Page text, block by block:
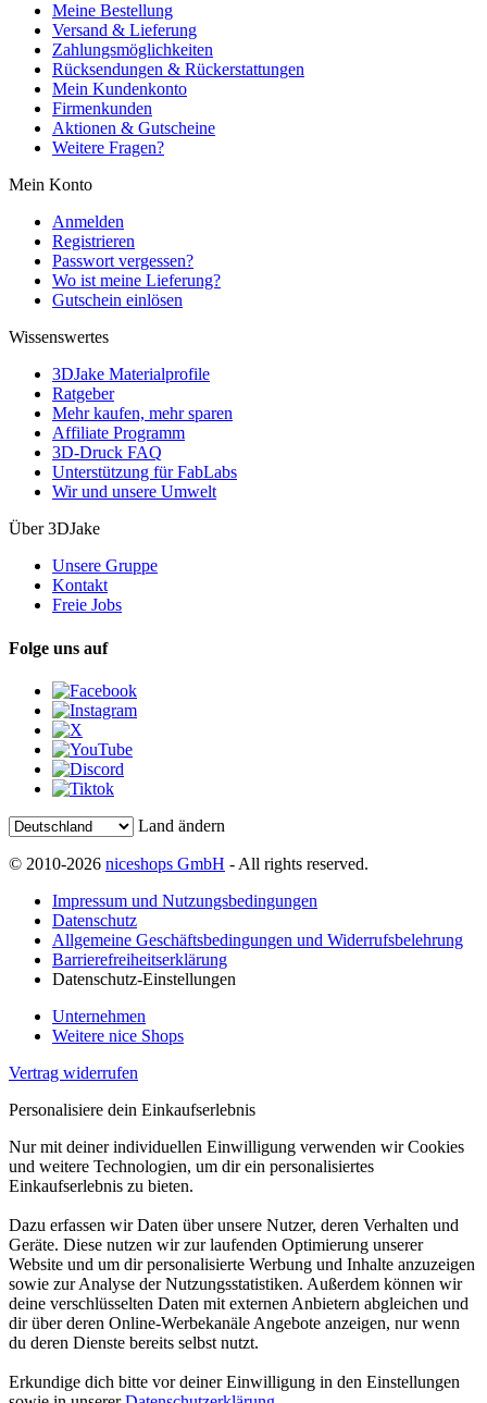
Meine Bestellung
Versand & Lieferung
Zahlungsmöglichkeiten
Rücksendungen & Rückerstattungen
Mein Kundenkonto
Firmenkunden
Aktionen & Gutscheine
Weitere Fragen?
Mein Konto
Anmelden
Registrieren
Passwort vergessen?
Wo ist meine Lieferung?
Gutschein einlösen
Wissenswertes
3DJake Materialprofile
Ratgeber
Mehr kaufen, mehr sparen
Affiliate Programm
3D-Druck FAQ
Unterstützung für FabLabs
Wir und unsere Umwelt
Über 3DJake
Unsere Gruppe
Kontakt
Freie Jobs
Folge uns auf
Land ändern
© 2010-2026 niceshops GmbH - All rights reserved.
Impressum und Nutzungsbedingungen
Datenschutz
Allgemeine Geschäftsbedingungen und Widerrufsbelehrung
Barrierefreiheitserklärung
Datenschutz-Einstellungen
Unternehmen
Weitere nice Shops
Vertrag widerrufen
Personalisiere dein Einkaufserlebnis
Nur mit deiner individuellen Einwilligung verwenden wir Cookies
und weitere Technologien, um dir ein personalisiertes
Einkaufserlebnis zu bieten.
Dazu erfassen wir Daten über unsere Nutzer, deren Verhalten und
Geräte. Diese nutzen wir zur laufenden Optimierung unserer
Website und um dir personalisierte Werbung und Inhalte anzuzeigen
sowie zur Analyse der Nutzungsstatistiken. Außerdem können wir
deine verschlüsselten Daten mit externen Anbietern abgleichen und
dir über deren Online-Werbekanäle Angebote anzeigen, nur wenn
du deren Dienste bereits selbst nutzt.
Erkundige dich bitte vor deiner Einwilligung in den Einstellungen